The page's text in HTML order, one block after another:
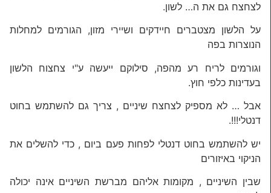
לצחצח גם את ה… לשון.
על הלשון מצטברים חיידקים ושיירי מזון, הגורמים למחלות
הנוצרות בפה
וגורמים לריח רע מהפה, סילוקם ייעשה ע"י צחצוח הלשון
בעדינות כלפי חוץ.
אבל … לא מספיק לצחצח שיניים , צריך גם להשתמש בחוט
דנטלי!!!.
יש להשתמש בחוט דנטלי לפחות פעם ביום , כדי להשלים את
הניקוי באיזורים
שבין השיניים , מקומות אליהם מברשת השיניים אינה יכולה